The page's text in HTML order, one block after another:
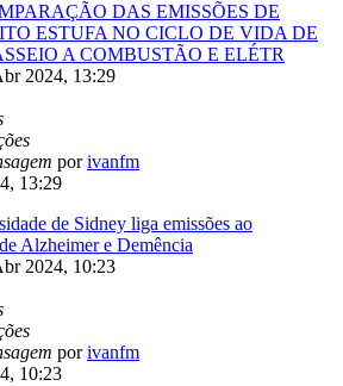
DAS EMISSÕES DE
ESTUFA NO CICLO DE VIDA DE
A COMBUSTÃO E ELÉTR
2024, 13:29
porivanfm
13:29
de Sidney liga emissões ao
Alzheimer e Demência
2024, 10:23
porivanfm
10:23